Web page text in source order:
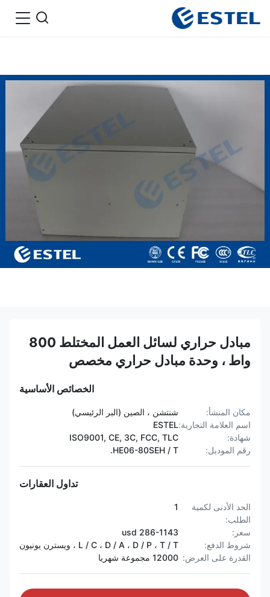
مبادل حراري لسائل العمل المختلط 800
واط ، وحدة مبادل حراري مخصص
الخصائص الأساسية
مكان المنشأ:
شنتشن ، الصين (البر الرئيسي)
اسم العلامة التجارية:ESTEL
شهادة:
ISO9001, CE, 3C, FCC, TLC
رقم الموديل:
HE06-80SEH / T.
تداول العقارات
الحد الأدنى لكمية
الطلب:
1
سعر:
286-1143 usd
شروط الدفع:
L / C ، D / A ، D / P ، T / T ، ويسترن يونيون
القدرة على العرض: 12000 مجموعة شهريا